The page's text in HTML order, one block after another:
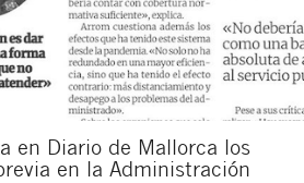
en Diario de Mallorca los
en la Administración